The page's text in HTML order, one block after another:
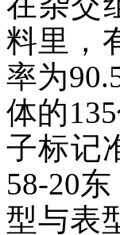
料里，
率为
体的
子标记
58-20
型与表